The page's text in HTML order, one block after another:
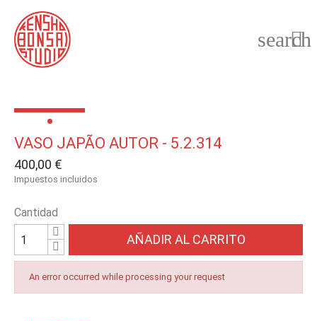

search
VASO JAPÃO AUTOR - 5.2.314
400,00 €
Impuestos incluidos
Cantidad
AÑADIR AL CARRITO
An error occurred while processing your request